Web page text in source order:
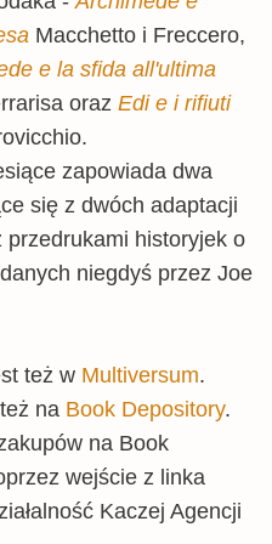
Macchetto i Freccero,
e la sfida all'ultima
oraz Edi e i rifiuti
zapowiada dwa
się z dwóch adaptacji
historyjek o
niegdyś przez Joe
też w Multiversum.
na Book Depository.
na Book
wejście z linka
Kaczej Agencji